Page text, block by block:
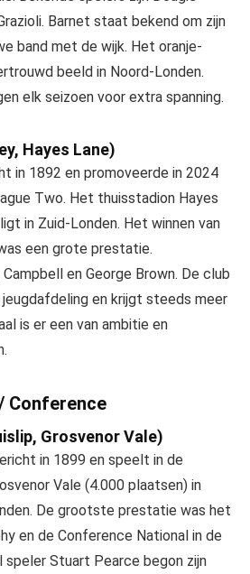
Barnet staat bekend om zijn
band met de wijk. Het oranje-
beeld in Noord-Londen.
elk seizoen voor extra spanning.
Hayes Lane)
in 1892 en promoveerde in 2024
Two. Het thuisstadion Hayes
in Zuid-Londen. Het winnen van
een grote prestatie.
en George Brown. De club
en krijgt steeds meer
is er een van ambitie en
Conference
Grosvenor Vale)
in 1899 en speelt in de
Vale (4.000 plaatsen) in
De grootste prestatie was het
en de Conference National in de
speler Stuart Pearce begon zijn